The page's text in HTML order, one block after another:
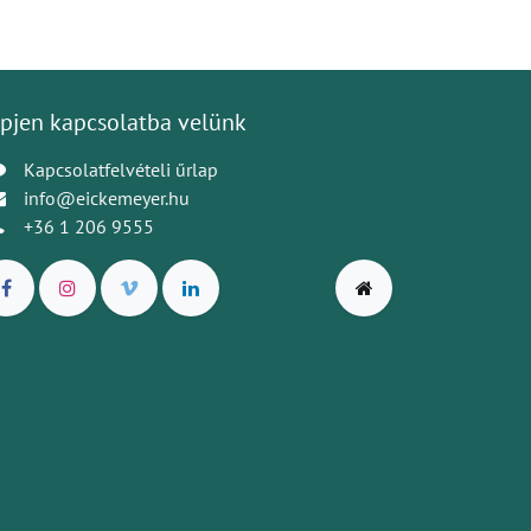
kapcsolatba velünk
Kapcsolatfelvételi űrlap
info@eickemeyer.hu
+36 1 206 9555